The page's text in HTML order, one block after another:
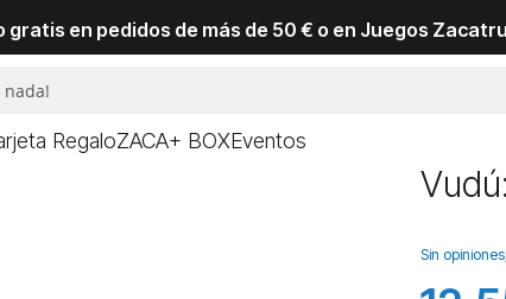
gratis en pedidos de más de 50 € o en Juegos
RegaloZACA+ BOXEventos
Sin